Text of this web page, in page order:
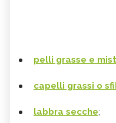
pelli grasse e
capelli grassi o
labbra secche;